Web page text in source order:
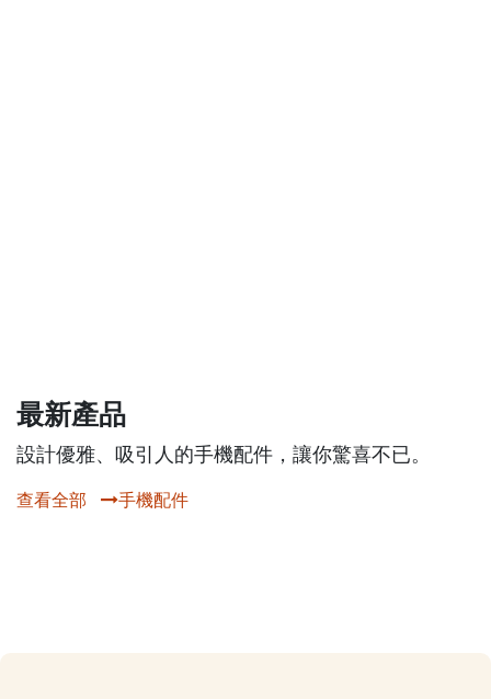
最新產品
設計優雅、吸引人的手機配件，讓你驚喜不已。
查看全部 手機配件